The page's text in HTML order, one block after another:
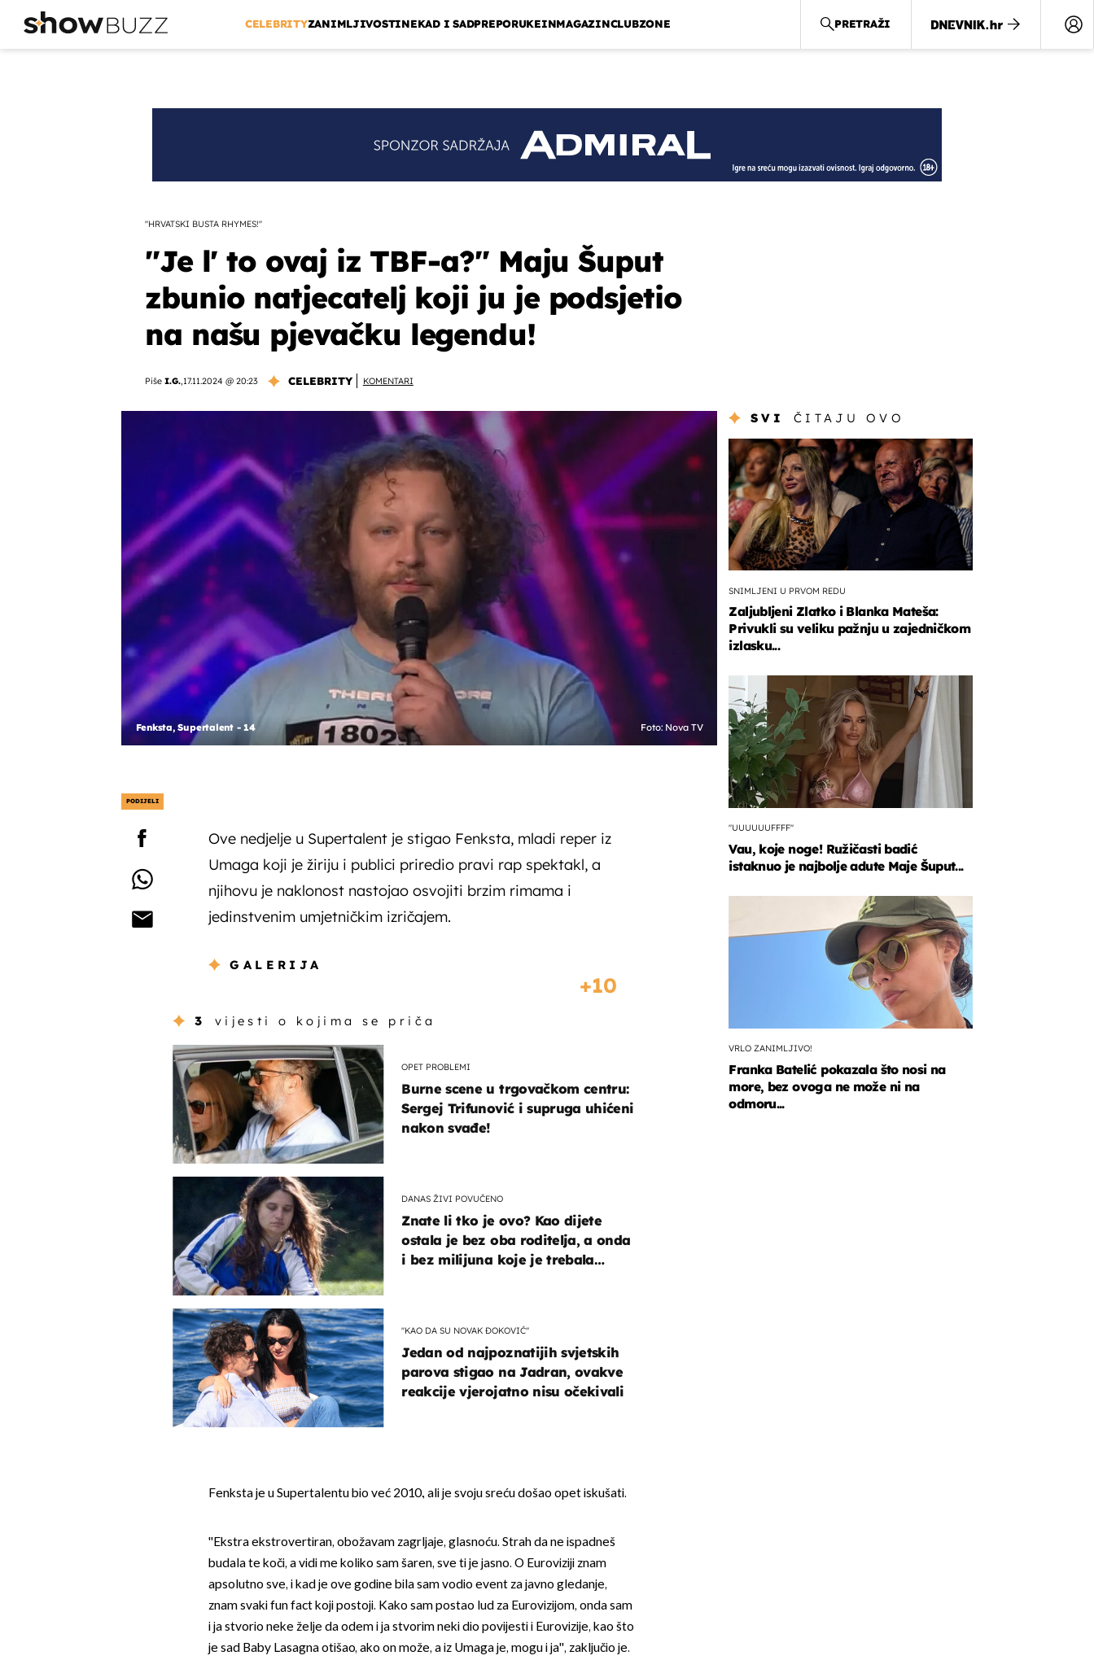
CELEBRITYZANIMLJIVOSTINEKAD I SADPREPORUKEINMAGAZINCLUBZONE PRETRAŽI
''HRVATSKI BUSTA RHYMES!''
''Je l' to ovaj iz TBF-a?'' Maju Šuput
zbunio natjecatelj koji ju je podsjetio
na našu pjevačku legendu!
Piše I.G.,17.11.2024 @ 20:23 CELEBRITY KOMENTARI
Fenksta, Supertalent - 14 Foto: Nova TV
PODIJELI
Ove nedjelje u Supertalent je stigao Fenksta, mladi reper iz
Umaga koji je žiriju i publici priredio pravi rap spektakl, a
njihovu je naklonost nastojao osvojiti brzim rimama i
jedinstvenim umjetničkim izričajem.
GALERIJA
10
3 vijesti o kojima se priča
OPET PROBLEMI
Burne scene u trgovačkom centru:
Sergej Trifunović i supruga uhićeni
nakon svađe!
DANAS ŽIVI POVUČENO
Znate li tko je ovo? Kao dijete
ostala je bez oba roditelja, a onda
i bez milijuna koje je trebala
"KAO DA SU NOVAK ĐOKOVIĆ"
Jedan od najpoznatijih svjetskih
parova stigao na Jadran, ovakve
reakcije vjerojatno nisu očekivali
Fenksta je u Supertalentu bio već 2010., ali je svoju sreću došao opet iskušati.
''Ekstra ekstrovertiran, obožavam zagrljaje, glasnoću. Strah da ne ispadneš
budala te koči, a vidi me koliko sam šaren, sve ti je jasno. O Euroviziji znam
apsolutno sve, i kad je ove godine bila sam vodio event za javno gledanje,
znam svaki fun fact koji postoji. Kako sam postao lud za Eurovizijom, onda sam
i ja stvorio neke želje da odem i ja stvorim neki dio povijesti i Eurovizije, kao što
je sad Baby Lasagna otišao, ako on može, a iz Umaga je, mogu i ja'', zaključio je.
SVI ČITAJU OVO
SNIMLJENI U PRVOM REDU
Zaljubljeni Zlatko i Blanka Mateša:
Privukli su veliku pažnju u zajedničkom
izlasku...
"UUUUUUFFFF"
Vau, koje noge! Ružičasti badić
istaknuo je najbolje adute Maje Šuput...
VRLO ZANIMLJIVO!
Franka Batelić pokazala što nosi na
more, bez ovoga ne može ni na
odmoru...